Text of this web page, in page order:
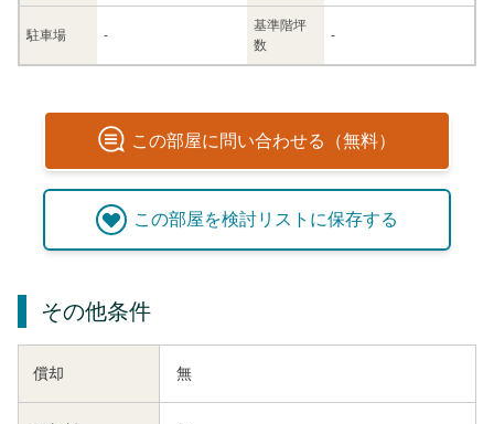
駐車場 -
基準階坪
数
-
この部屋に問い合わせる（無料）
この部屋を検討リストに保存する
その他条件
償却 無